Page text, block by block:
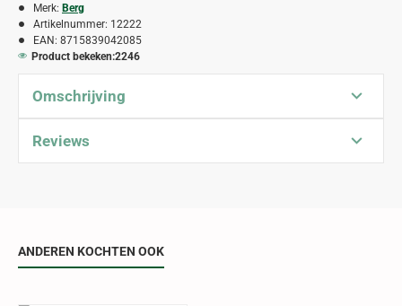
Merk: Berg
Artikelnummer: 12222
EAN: 8715839042085
Product bekeken:2246
Omschrijving
Reviews
ANDEREN KOCHTEN OOK